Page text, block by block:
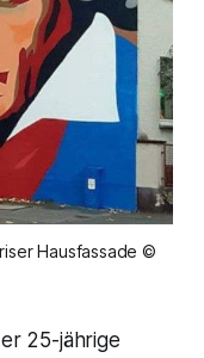
Hausfassade ©
25-jährige